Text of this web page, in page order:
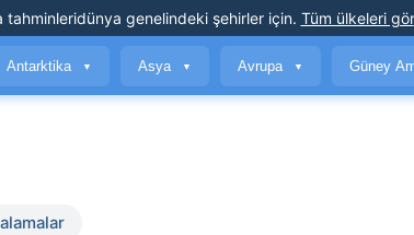
tahminleridünya genelindeki şehirler için. Tüm ülkeleri gör
Antarktika ▼ Asya ▼ Avrupa ▼ Güney